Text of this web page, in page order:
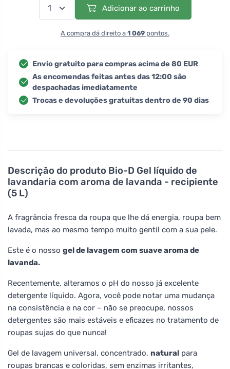
Descrição do produto Bio-D Gel líquido de
lavandaria com aroma de lavanda - recipiente
(5 L)
A fragrância fresca da roupa que lhe dá energia, roupa bem
lavada, mas ao mesmo tempo muito gentil com a sua pele.
Este é o nosso gel de lavagem com suave aroma de
lavanda.
Recentemente, alteramos o pH do nosso já excelente
detergente líquido. Agora, você pode notar uma mudança
na consistência e na cor – não se preocupe, nossos
detergentes são mais estáveis e eficazes no tratamento de
roupas sujas do que nunca!
Gel de lavagem universal, concentrado, natural para
roupas brancas e coloridas, sem enzimas irritantes,
Adicionar ao carrinho
A compra dá direito a 1 069 pontos.
Envio gratuito para compras acima de 80 EUR
As encomendas feitas antes das 12:00 são
despachadas imediatamente
Trocas e devoluções gratuitas dentro de 90 dias